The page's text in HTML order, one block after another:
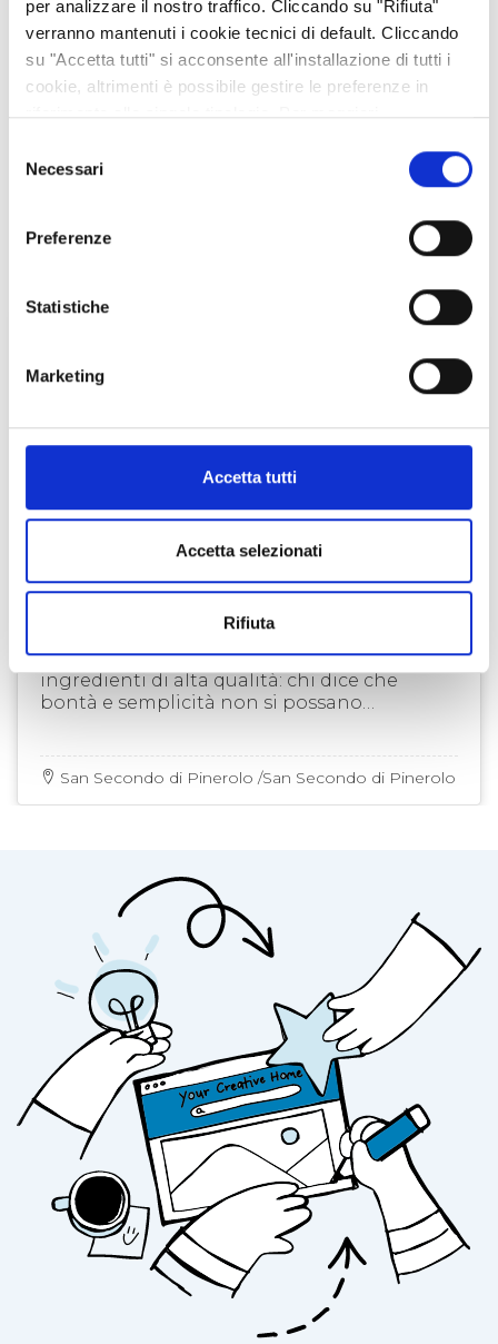
per analizzare il nostro traffico. Cliccando su "Rifiuta"
verranno mantenuti i cookie tecnici di default. Cliccando
su "Accetta tutti" si acconsente all'installazione di tutti i
cookie, altrimenti è possibile gestire le preferenze in
riferimento alle singole tipologie. Per maggiori
delNecessari
Preferenze
Statistiche
Marketing
Accetta tutti
Accetta selezionati
Rifiuta
Corrado è anche su TripAdvisor, cercatelo a
questo indirizzo !
PASTICCERIA
Delizie di pasticceria artigianali con
ingredienti di alta qualità: chi dice che
bontà e semplicità non si possano
San Secondo di Pinerolo /San Secondo di Pinerolo